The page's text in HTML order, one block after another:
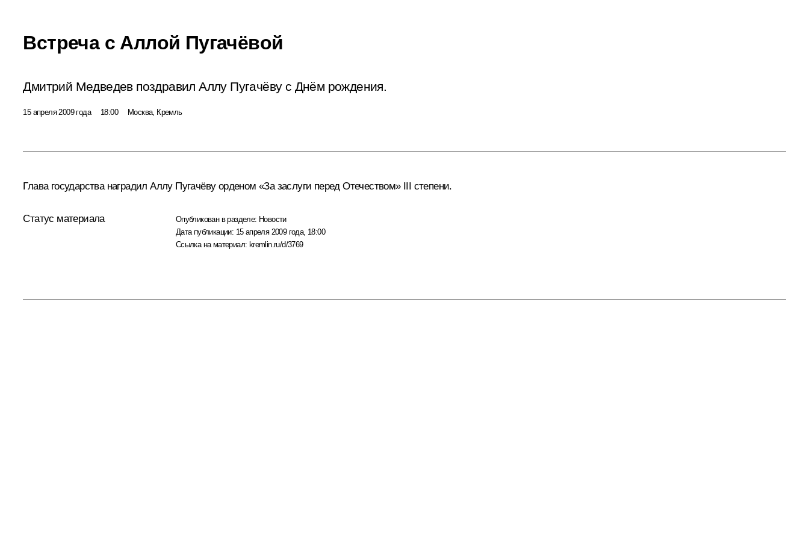
Встреча с Аллой Пугачёвой
Дмитрий Медведев поздравил Аллу Пугачёву с Днём рождения.
15 апреля 2009 года 18:00 Москва, Кремль
Глава государства наградил Аллу Пугачёву орденом «За заслуги перед Отечеством» III степени.
Статус материала Опубликован в разделе: Новости
Дата публикации: 15 апреля 2009 года, 18:00
Ссылка на материал: kremlin.ru/d/3769